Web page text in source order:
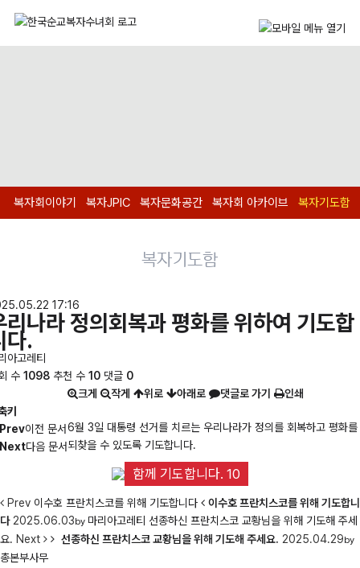
복자회이야기 복자JPIC 복자문화공간 복자회 아카이브 복자기도함
복자기도함
17:16
리나라 정의회복과 평화를 위하여 기도합
다.
아고레티
수 1098 추천 수 10 댓글 0
키
Prev이전 문서
Next다음 문서
크게 작게 위로 아래로 댓글로 가기 인쇄
6월 3일 대통령 선거를 치르는 우리나라가 정의를 회복하고 평화를
되찾을 수 있도록 기도합니다.
함께 기도합니다. 10
Prev 이수호 프란치스코를 위해 기도합니다
이수호 프란치스코를 위해 기도합니
다 2025.06.03by 마리아고레티 선종하신 프란치스코 교황님을 위해 기도해 주세
요. Next 선종하신 프란치스코 교황님을 위해 기도해 주세요. 2025.04.29by
총본부사무